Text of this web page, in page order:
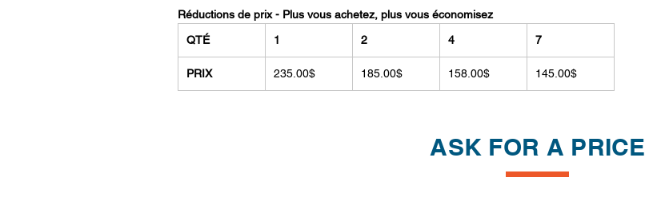
Réductions de prix - Plus vous achetez, plus vous économisez
QTÉ
1 2 4 7
PRIX 235.00$ 185.00$ 158.00$ 145.00$
ASK FOR A PRICE